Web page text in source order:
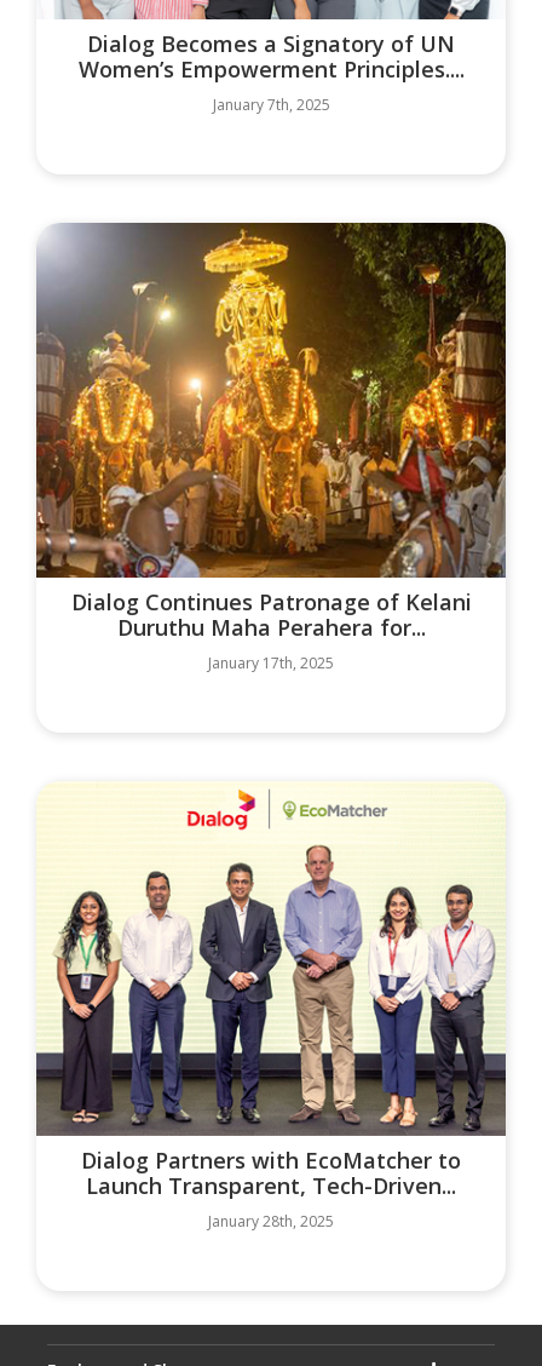
Dialog Becomes a Signatory of UN
Women’s Empowerment Principles....
January 7th, 2025
Dialog Continues Patronage of Kelani
Duruthu Maha Perahera for...
January 17th, 2025
Dialog Partners with EcoMatcher to
Launch Transparent, Tech-Driven...
January 28th, 2025